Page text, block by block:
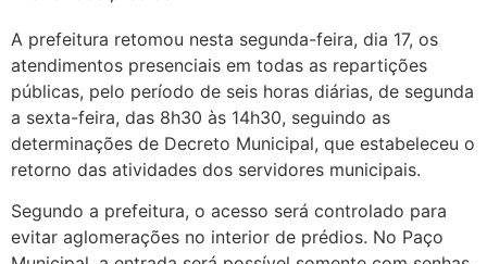
A prefeitura retomou nesta segunda-feira, dia 17, os
atendimentos presenciais em todas as repartições
públicas, pelo período de seis horas diárias, de segunda
a sexta-feira, das 8h30 às 14h30, seguindo as
determinações de Decreto Municipal, que estabeleceu o
retorno das atividades dos servidores municipais.
Segundo a prefeitura, o acesso será controlado para
evitar aglomerações no interior de prédios. No Paço